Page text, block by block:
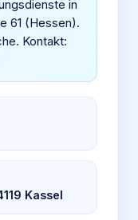
in
61 (Hessen).
Kontakt:
Kassel